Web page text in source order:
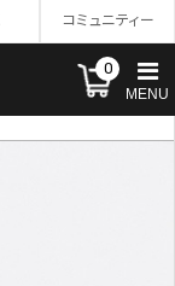
コミュニティー
0
MENU